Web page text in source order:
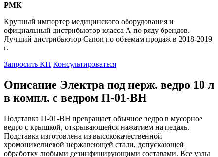
РМК
Крупный импортер медицинского оборудования и
официальный дистрибьютор класса А по ряду брендов.
Лучший дистрибьютор Canon по объемам продаж в 2018-2019
г.
Запросить КП Консультироваться
Описание Электра под нерж. ведро 10 л
в компл. с ведром П-01-ВН
Подставка П-01-ВН превращает обычное ведро в мусорное
ведро с крышкой, открывающейся нажатием на педаль.
Подставка изготовлена из высококачественной
хромоникелиевой нержавеющей стали, допускающей
обработку любыми дезинфицирующими составами. Все узлы